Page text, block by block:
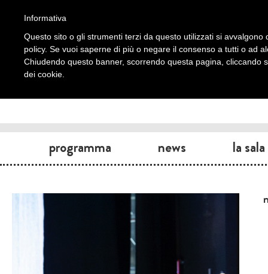
programma news la sala
Informativa
Questo sito o gli strumenti terzi da questo utilizzati si
policy. Se vuoi saperne di più o negare il consenso a tutti o ad
Chiudendo questo banner, scorrendo questa pagina, cliccando
dei cookie.